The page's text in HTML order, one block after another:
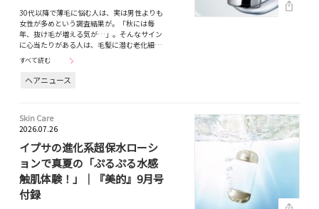
30代以降で薄毛に悩む人は、実は男性よりも
女性が多めという調査結果が。「秋には毎
年、抜け毛が増える気が…」。そんなサイン
に心当たりがある人は、毛髪に潜む老化細…
すべて読む
ヘアニュース
Skin Care
2026.07.26
イプサの進化系超保水ローシ
ョンで真夏の「ぷるぷる水感
触肌体験！」｜『美的』9月号
付録